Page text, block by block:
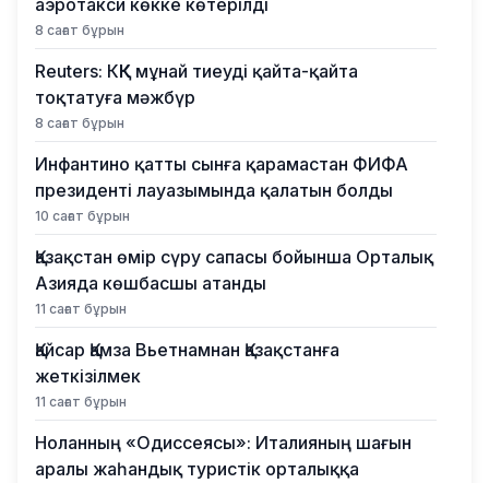
аэротакси көкке көтерілді
8 сағат бұрын
Reuters: КҚК мұнай тиеуді қайта-қайта
тоқтатуға мәжбүр
8 сағат бұрын
Инфантино қатты сынға қарамастан ФИФА
президенті лауазымында қалатын болды
10 сағат бұрын
Қазақстан өмір сүру сапасы бойынша Орталық
Азияда көшбасшы атанды
11 сағат бұрын
Қайсар Қамза Вьетнамнан Қазақстанға
жеткізілмек
11 сағат бұрын
Ноланның «Одиссеясы»: Италияның шағын
аралы жаһандық туристік орталыққа